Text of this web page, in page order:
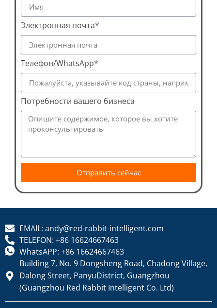
Электронная почта*
Телефон/WhatsApp*
Потребности вашего бизнеса
Отправить сейчас
EMAIL: andy@red-rabbit-intelligent.com
TELEFON: +86 16624667463
WhatsAPP: +86 16624667463
Building 7, No. 9 Dongsheng Road, Chadong Village,
Dalong Street, PanyuDistrict, Guangzhou
(Guangzhou Red Rabbit Intelligent Co. Ltd)